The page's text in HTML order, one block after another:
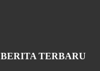
BERITA TERBARU